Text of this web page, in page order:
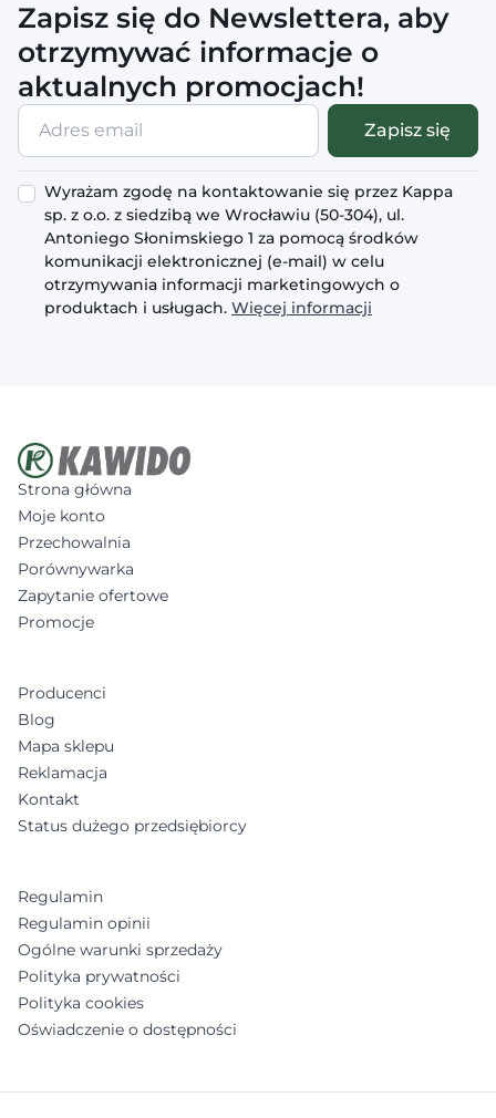
Zapisz się do Newslettera, aby
otrzymywać informacje o
aktualnych promocjach!
Adres
email
Zapisz się
Wyrażam zgodę na kontaktowanie się przez Kappa
sp. z o.o. z siedzibą we Wrocławiu (50-304), ul.
Antoniego Słonimskiego 1 za pomocą środków
komunikacji elektronicznej (e-mail) w celu
otrzymywania informacji marketingowych o
produktach i usługach. Więcej informacji
Strona główna
Moje konto
Przechowalnia
Porównywarka
Zapytanie ofertowe
Promocje
Producenci
Blog
Mapa sklepu
Reklamacja
Kontakt
Status dużego przedsiębiorcy
Regulamin
Regulamin opinii
Ogólne warunki sprzedaży
Polityka prywatności
Polityka cookies
Oświadczenie o dostępności